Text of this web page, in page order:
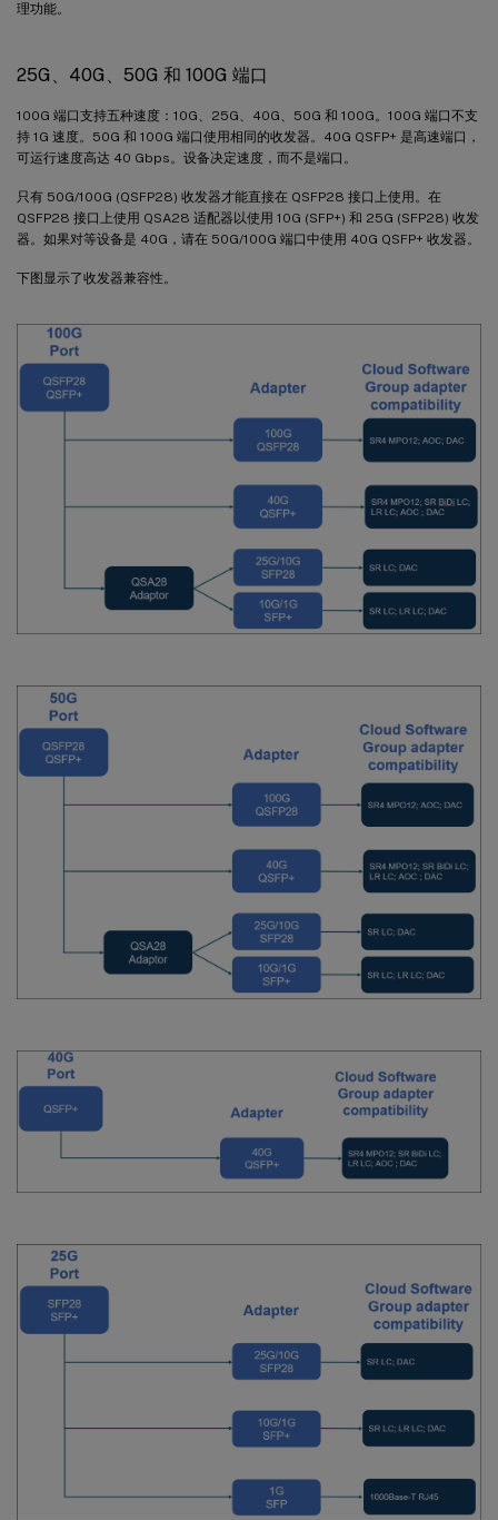
理功能。
25G、40G、50G 和 100G 端口
100G 端口支持五种速度：10G、25G、40G、50G 和 100G。100G 端口不支
持 1G 速度。50G 和 100G 端口使用相同的收发器。40G QSFP+ 是高速端口，
可运行速度高达 40 Gbps。设备决定速度，而不是端口。
只有 50G/100G (QSFP28) 收发器才能直接在 QSFP28 接口上使用。在
QSFP28 接口上使用 QSA28 适配器以使用 10G (SFP+) 和 25G (SFP28) 收发
器。如果对等设备是 40G，请在 50G/100G 端口中使用 40G QSFP+ 收发器。
下图显示了收发器兼容性。